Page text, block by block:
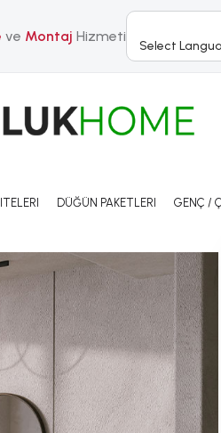
ve Montaj Hizmeti
Select
DÜĞÜN PAKETLERI GENÇ /